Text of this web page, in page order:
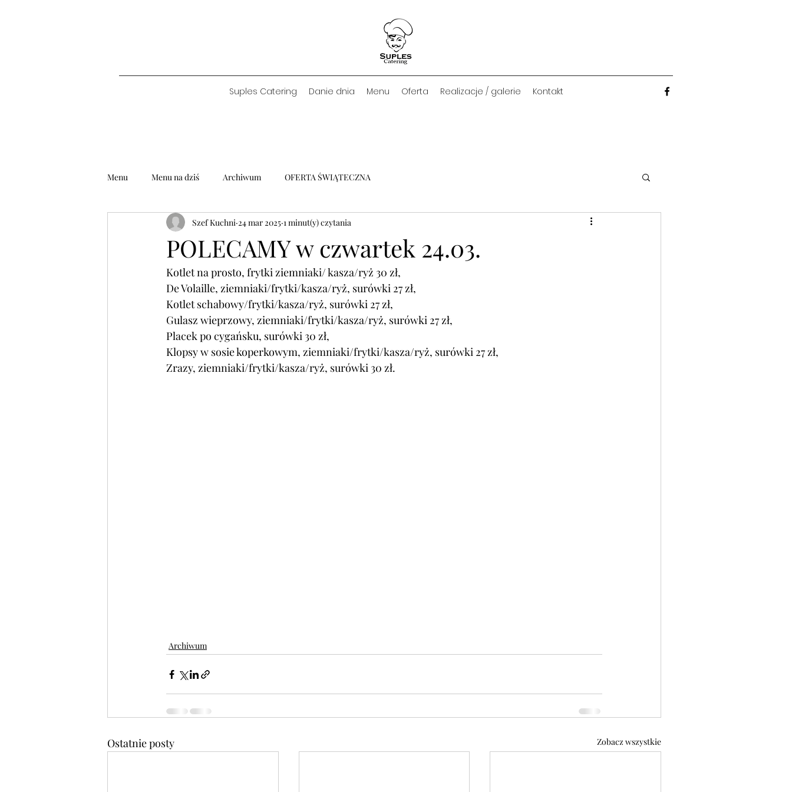
Suples Catering Danie dnia Menu Oferta Realizacje / galerie Kontakt
Menu Menu na dziś Archiwum OFERTA ŚWIĄTECZNA
POLECAMY w czwartek 24.03.
Szef Kuchni 24 mar 2025 1 minut(y) czytania
Kotlet na prosto, frytki ziemniaki/ kasza/ryż 30 zł,
De Volaille, ziemniaki/frytki/kasza/ryż, surówki 27 zł,
Kotlet schabowy/frytki/kasza/ryż, surówki 27 zł,
Gulasz wieprzowy, ziemniaki/frytki/kasza/ryż, surówki 27 zł,
Placek po cygańsku, surówki 30 zł,
Klopsy w sosie koperkowym, ziemniaki/frytki/kasza/ryż, surówki 27 zł,
Zrazy, ziemniaki/frytki/kasza/ryż, surówki 30 zł.
Archiwum
Ostatnie posty Zobacz wszystkie